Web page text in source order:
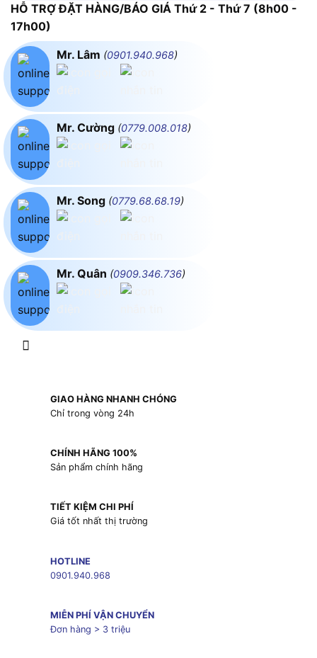
HỖ TRỢ ĐẶT HÀNG/BÁO GIÁ Thứ 2 - Thứ 7 (8h00 -
17h00)
Mr. Lâm (0901.940.968)
Mr. Cường (0779.008.018)
Mr. Song (0779.68.68.19)
Mr. Quân (0909.346.736)
GIAO HÀNG NHANH CHÓNG
Chỉ trong vòng 24h
CHÍNH HÃNG 100%
Sản phẩm chính hãng
TIẾT KIỆM CHI PHÍ
Giá tốt nhất thị trường
HOTLINE
0901.940.968
MIỄN PHÍ VẬN CHUYỂN
Đơn hàng > 3 triệu